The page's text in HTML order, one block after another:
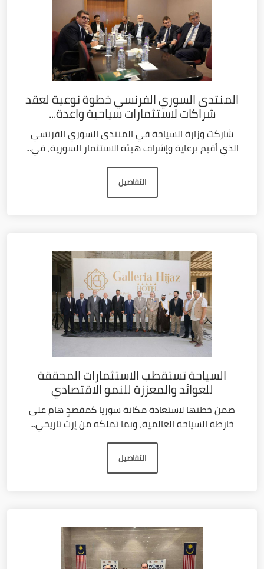
المنتدى السوري الفرنسي خطوة نوعية لعقد
شراكات لاستثمارات سياحية واعدة...
شاركت وزارة السياحة في المنتدى السوري الفرنسي
الذي أقيم برعاية وإشراف هيئة الاستثمار السورية، في...
التفاصيل
السياحة تستقطب الاستثمارات المحققة
للعوائد والمعززة للنمو الاقتصادي
ضمن خطتها لاستعادة مكانة سوريا كمقصدٍ هام على
خارطة السياحة العالمية، وبما تملكه من إرث تاريخي...
التفاصيل